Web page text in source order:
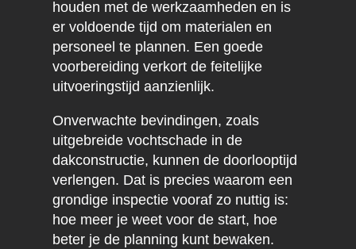
houden met de werkzaamheden en is
er voldoende tijd om materialen en
personeel te plannen. Een goede
voorbereiding verkort de feitelijke
uitvoeringstijd aanzienlijk.
Onverwachte bevindingen, zoals
uitgebreide vochtschade in de
dakconstructie, kunnen de doorlooptijd
verlengen. Dat is precies waarom een
grondige inspectie vooraf zo nuttig is:
hoe meer je weet voor de start, hoe
beter je de planning kunt bewaken.